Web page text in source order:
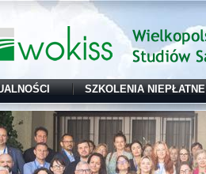
SZKOLENIA NIEPŁATNE